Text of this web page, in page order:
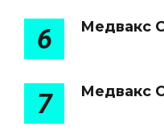
6 Медвакс
7 Медвакс